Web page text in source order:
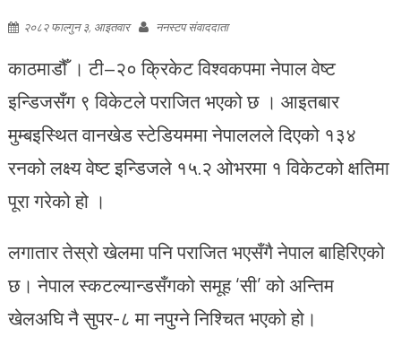
२०८२ फाल्गुन ३, आइतवार ननस्टप संवाददाता
काठमाडौँ । टी–२० क्रिकेट विश्वकपमा नेपाल वेष्ट
इन्डिजसँग ९ विकेटले पराजित भएको छ । आइतबार
मुम्बइस्थित वानखेड स्टेडियममा नेपाललले दिएको १३४
रनको लक्ष्य वेष्ट इन्डिजले १५.२ ओभरमा १ विकेटको क्षतिमा
पूरा गरेको हो ।
लगातार तेस्रो खेलमा पनि पराजित भएसँगै नेपाल बाहिरिएको
छ। नेपाल स्कटल्यान्डसँगको समूह ‘सी’ को अन्तिम
खेलअघि नै सुपर-८ मा नपुग्ने निश्चित भएको हो।